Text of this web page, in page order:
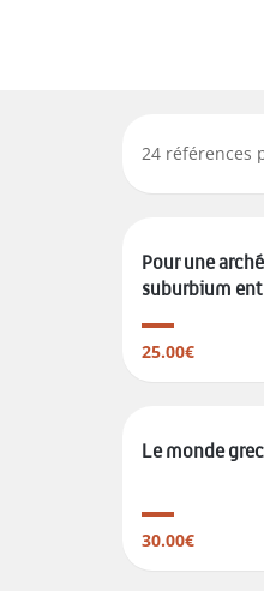
24 références
Pour une
suburbium
25.00€
Le monde
30.00€